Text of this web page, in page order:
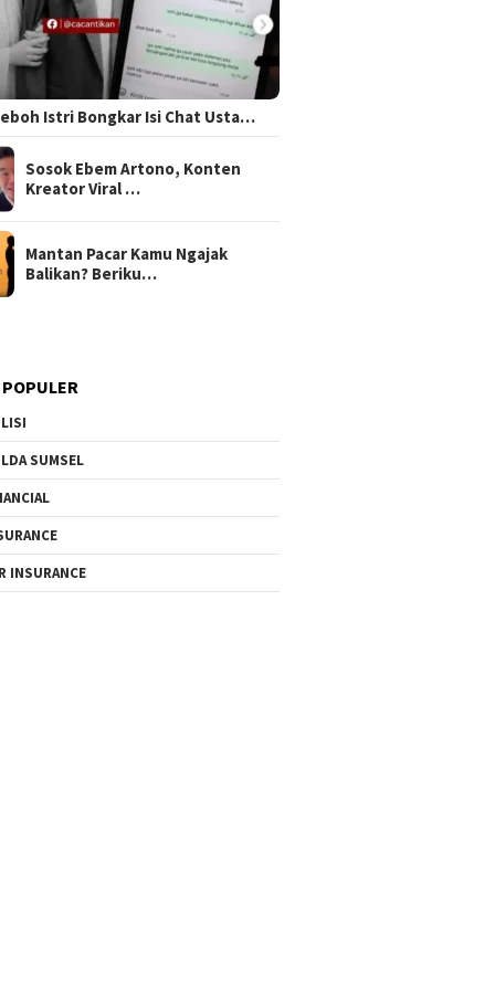
Istri Bongkar Isi Chat Usta…
Sosok Ebem Artono, Konten
Kreator Viral …
Mantan Pacar Kamu Ngajak
Balikan? Beriku…
SUMSEL
INSURANCE